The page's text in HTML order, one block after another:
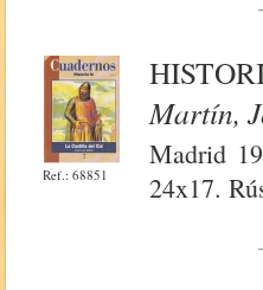
Ref.: 68851
Martín,
Madrid
24x17.